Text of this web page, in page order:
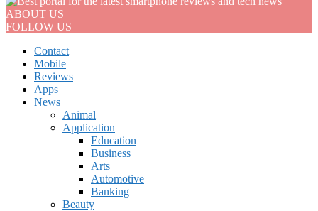
ABOUT US
FOLLOW US
Contact
Mobile
Reviews
Apps
News
Animal
Application
Education
Business
Arts
Automotive
Banking
Beauty